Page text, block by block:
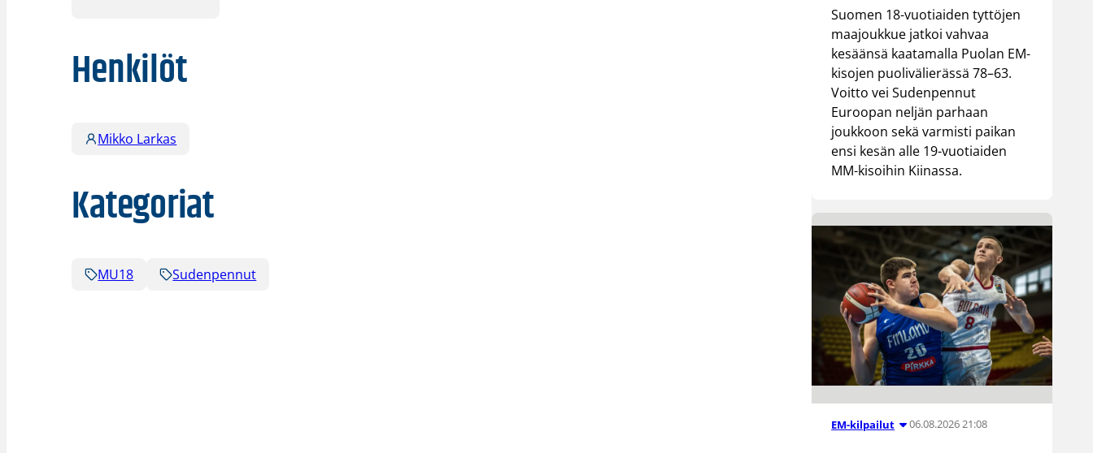
Henkilöt
Mikko Larkas
Kategoriat
MU18 Sudenpennut
Suomen 18-vuotiaiden tyttöjen
maajoukkue jatkoi vahvaa
kesäänsä kaatamalla Puolan EM-
kisojen puolivälierässä 78–63.
Voitto vei Sudenpennut
Euroopan neljän parhaan
joukkoon sekä varmisti paikan
ensi kesän alle 19-vuotiaiden
MM-kisoihin Kiinassa.
EM-kilpailut 06.08.2026 21:08